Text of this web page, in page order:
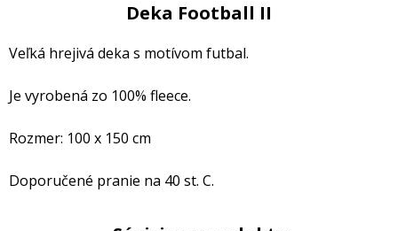
Deka Football II
Veľká hrejivá deka s motívom futbal.
Je vyrobená zo 100% fleece.
Rozmer: 100 x 150 cm
Doporučené pranie na 40 st. C.